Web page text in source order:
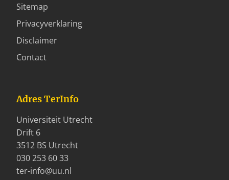
Sitemap
Privacyverklaring
Disclaimer
Contact
Adres TerInfo
Universiteit Utrecht
Drift 6
3512 BS Utrecht
030 253 60 33
ter-info@uu.nl